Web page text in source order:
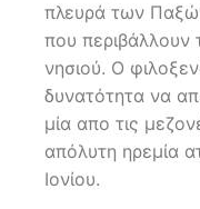
πλευρά των
που περιβάλλουν
νησιού. Ο
δυνατότητα να
μία απο τις
απόλυτη ηρεμία
Ιονίου.